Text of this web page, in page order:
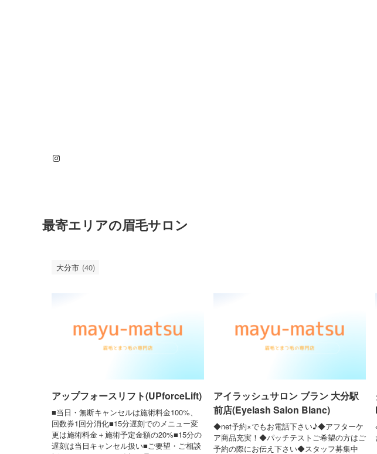
Instagram
最寄エリアの眉毛サロン
大分市 (40)
アップフォースリフト(UPforceLift)
■当日・無断キャンセルは施術料金100%、
回数券1回分消化■15分遅刻でのメニュー変
更は施術料金＋施術予定金額の20%■15分の
遅刻は当日キャンセル扱い■ご要望・ご相談
アイラッシュサロン ブラン 大分駅
前店(Eyelash Salon Blanc)
◆net予約×でもお電話下さい♪◆アフターケ
ア商品充実！◆パッチテストご希望の方はご
予約の際にお伝え下さい◆スタッフ募集中